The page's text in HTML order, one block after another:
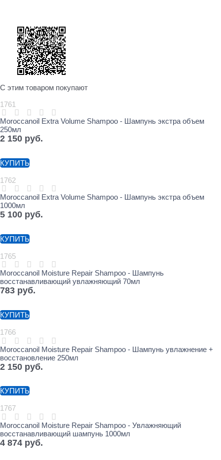
С этим товаром покупают
1761
Moroccanoil Extra Volume Shampoo - Шампунь экстра объем
250мл
2 150 руб.
КУПИТЬ
1762
Moroccanoil Extra Volume Shampoo - Шампунь экстра объем
1000мл
5 100 руб.
КУПИТЬ
1765
Moroccanoil Moisture Repair Shampoo - Шампунь
восстанавливающий увлажняющий 70мл
783 руб.
КУПИТЬ
1766
Moroccanoil Moisture Repair Shampoo - Шампунь увлажнение +
восстановление 250мл
2 150 руб.
КУПИТЬ
1767
Moroccanoil Moisture Repair Shampoo - Увлажняющий
восстанавливающий шампунь 1000мл
4 874 руб.